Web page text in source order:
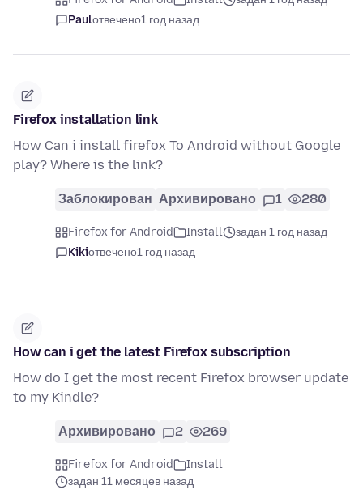
Paulотвечено1 год назад
Firefox installation link
How Can i install firefox To Android without Google
play? Where is the link?
Заблокирован Архивировано 1 280
Firefox for Android Install
задан 1 год назад
Kikiотвечено1 год назад
How can i get the latest Firefox subscription
How do I get the most recent Firefox browser update
to my Kindle?
Архивировано 2 269
Firefox for Android
Install
задан 11 месяцев назад